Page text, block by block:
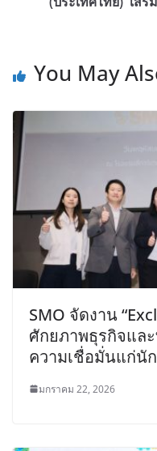
You May
SMO จัดงาน
ศักยภาพธุรกิจแล
ความเชื่อมั่นแก่นั
มกราคม 22, 2026